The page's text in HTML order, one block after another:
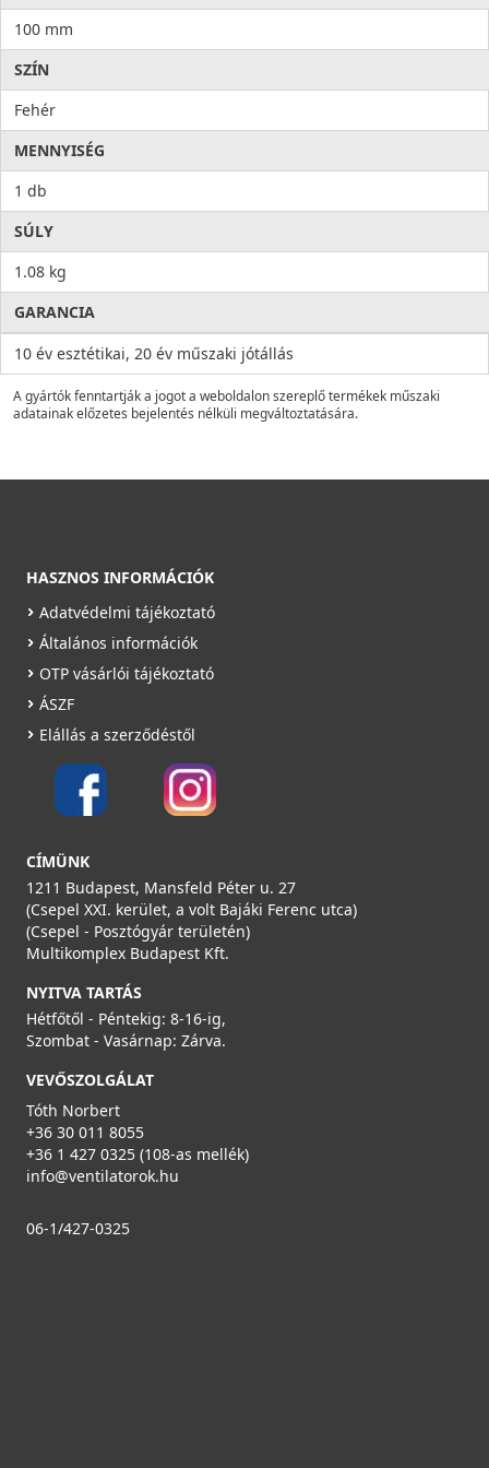
100 mm
SZÍN
Fehér
MENNYISÉG
1 db
SÚLY
1.08 kg
GARANCIA
10 év esztétikai, 20 év műszaki jótállás
A gyártók fenntartják a jogot a weboldalon szereplő termékek műszaki
adatainak előzetes bejelentés nélküli megváltoztatására.
HASZNOS INFORMÁCIÓK
Adatvédelmi tájékoztató
Általános információk
OTP vásárlói tájékoztató
ÁSZF
Elállás a szerződéstől
CÍMÜNK
1211 Budapest, Mansfeld Péter u. 27
(Csepel XXI. kerület, a volt Bajáki Ferenc utca)
(Csepel - Posztógyár területén)
Multikomplex Budapest Kft.
NYITVA TARTÁS
Hétfőtől - Péntekig: 8-16-ig,
Szombat - Vasárnap: Zárva.
VEVŐSZOLGÁLAT
Tóth Norbert
+36 30 011 8055
+36 1 427 0325 (108-as mellék)
info@ventilatorok.hu
06-1/427-0325